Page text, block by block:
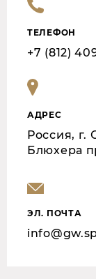
ТЕЛЕФОН
+7 (812)
АДРЕС
Россия, г.
Блюхера
ЭЛ. ПОЧТА